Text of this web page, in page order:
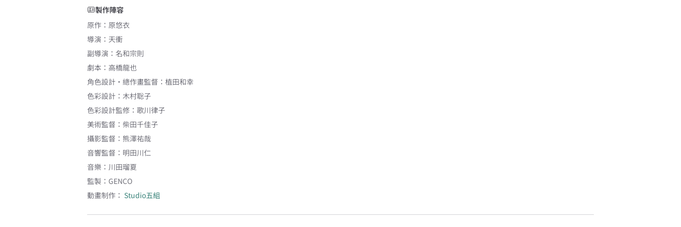
製作陣容
原作 ： 原悠衣
導演 ： 天衝
副導演 ： 名和宗則
劇本 ： 高橋龍也
角色設計・總作畫監督 ： 植田和幸
色彩設計 ： 木村聡子
色彩設計監修 ： 歌川律子
美術監督 ： 柴田千佳子
攝影監督 ： 熊澤祐哉
音響監督 ： 明田川仁
音樂 ： 川田瑠夏
監製 ： GENCO
動畫制作： Studio五組